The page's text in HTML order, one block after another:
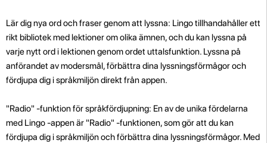
Lär dig nya ord och fraser genom att lyssna: Lingo tillhandahåller ett
rikt bibliotek med lektioner om olika ämnen, och du kan lyssna på
varje nytt ord i lektionen genom ordet uttalsfunktion. Lyssna på
anförandet av modersmål, förbättra dina lyssningsförmågor och
fördjupa dig i språkmiljön direkt från appen.
"Radio" -funktion för språkfördjupning: En av de unika fördelarna
med Lingo -appen är "Radio" -funktionen, som gör att du kan
fördjupa dig i språkmiljön och förbättra dina lyssningsförmågor. Med